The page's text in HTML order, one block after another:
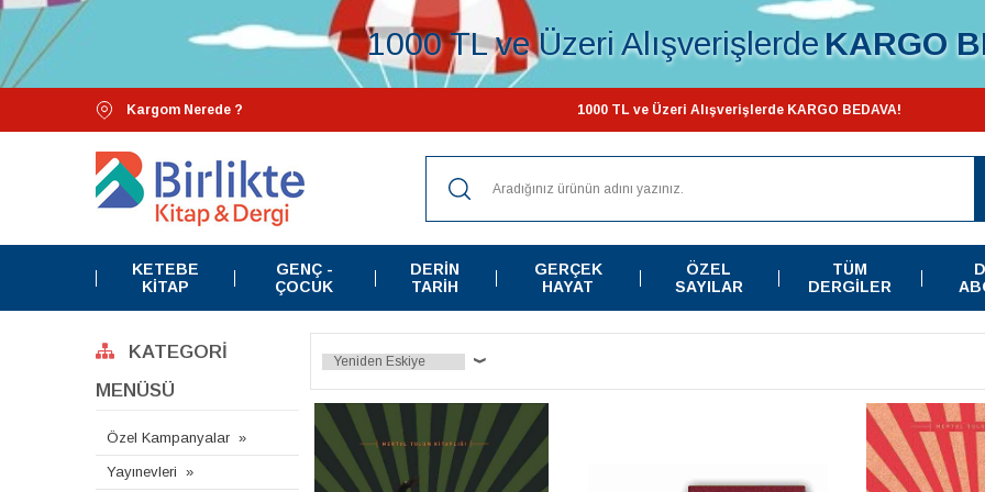
1000 TL ve Üzeri AlışverişlerdeKARGO
Kargom Nerede ? 1000 TL ve Üzeri Alışverişlerde KARGO BEDAVA!
KETEBE
KITAP
GENÇ -
ÇOCUK
DERIN
TARIH
GERÇEK
HAYAT
ÖZEL
SAYILAR
TÜM
DERGILER
KATEGORI
MENÜSÜ
Özel Kampanyalar
Yayınevleri